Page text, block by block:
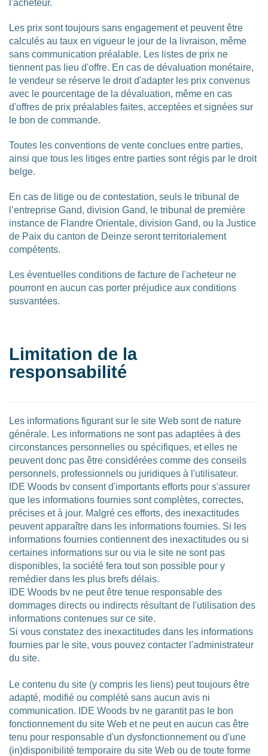
l'acheteur.
Les prix sont toujours sans engagement et peuvent être
calculés au taux en vigueur le jour de la livraison, même
sans communication préalable. Les listes de prix ne
tiennent pas lieu d'offre. En cas de dévaluation monétaire,
le vendeur se réserve le droit d'adapter les prix convenus
avec le pourcentage de la dévaluation, même en cas
d'offres de prix préalables faites, acceptées et signées sur
le bon de commande.
Toutes les conventions de vente conclues entre parties,
ainsi que tous les litiges entre parties sont régis par le droit
belge.
En cas de litige ou de contestation, seuls le tribunal de
l’entreprise Gand, division Gand, le tribunal de première
instance de Flandre Orientale, division Gand, ou la Justice
de Paix du canton de Deinze seront territorialement
compétents.
Les éventuelles conditions de facture de l'acheteur ne
pourront en aucun cas porter préjudice aux conditions
susvantées.
Limitation de la
responsabilité
Les informations figurant sur le site Web sont de nature
générale. Les informations ne sont pas adaptées à des
circonstances personnelles ou spécifiques, et elles ne
peuvent donc pas être considérées comme des conseils
personnels, professionnels ou juridiques à l'utilisateur.
IDE Woods bv consent d'importants efforts pour s'assurer
que les informations fournies sont complètes, correctes,
précises et à jour. Malgré ces efforts, des inexactitudes
peuvent apparaître dans les informations fournies. Si les
informations fournies contiennent des inexactitudes ou si
certaines informations sur ou via le site ne sont pas
disponibles, la société fera tout son possible pour y
remédier dans les plus brefs délais.
IDE Woods bv ne peut être tenue responsable des
dommages directs ou indirects résultant de l'utilisation des
informations contenues sur ce site.
Si vous constatez des inexactitudes dans les informations
fournies par le site, vous pouvez contacter l'administrateur
du site.
Le contenu du site (y compris les liens) peut toujours être
adapté, modifié ou complété sans aucun avis ni
communication. IDE Woods bv ne garantit pas le bon
fonctionnement du site Web et ne peut en aucun cas être
tenu pour responsable d'un dysfonctionnement ou d'une
(in)disponibilité temporaire du site Web ou de toute forme